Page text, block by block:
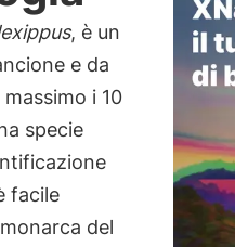
, è un
e da
i 10
specie
facile
del